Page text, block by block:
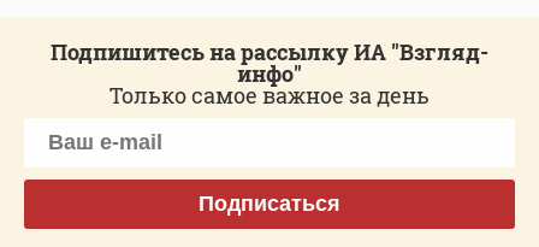
Подпишитесь на рассылку ИА "Взгляд-
инфо"
Только самое важное за день
Подписаться